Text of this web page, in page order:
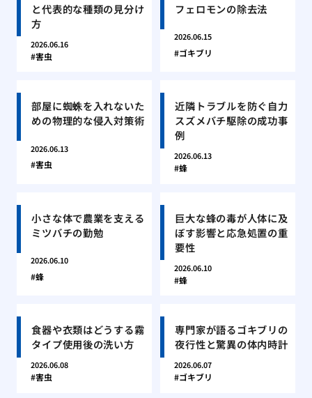
と代表的な種類の見分け
方
2026.06.16
害虫
フェロモンの除去法
2026.06.15
ゴキブリ
部屋に蜘蛛を入れないた
めの物理的な侵入対策術
2026.06.13
害虫
近隣トラブルを防ぐ自力
スズメバチ駆除の成功事
例
2026.06.13
蜂
小さな体で農業を支える
ミツバチの勤勉
2026.06.10
蜂
巨大な蜂の毒が人体に及
ぼす影響と応急処置の重
要性
2026.06.10
蜂
食器や衣類はどうする霧
タイプ使用後の洗い方
2026.06.08
害虫
専門家が語るゴキブリの
夜行性と驚異の体内時計
2026.06.07
ゴキブリ